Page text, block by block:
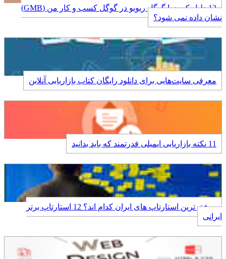
12 دلیل که چرا گوگل ریویو در گوگل کسب و کار من (GMB)
نشان داده نمی شود؟
معرفی سایت‌هایی برای دانلود رایگان کتاب بازاریابی آنلاین
11 نکته بازاریابی ایمیلی قدرتمند که باید بدانید
موفق ترین استارتاپ های ایران کدام اند؟ 12 استارتاپ برتر
ایرانی